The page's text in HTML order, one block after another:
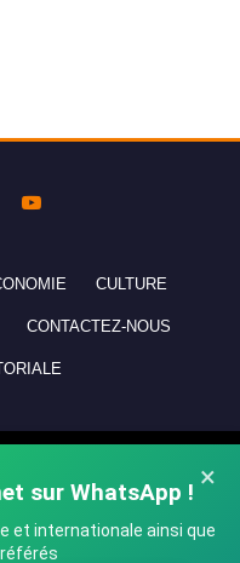
×
sur WhatsApp !
et internationale ainsi que
CULTURE
CONTACTEZ-NOUS